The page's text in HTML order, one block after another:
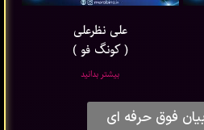
علی نظرعلی
( کونگ فو )
بیشتر بدانید
فوق حرفه ای